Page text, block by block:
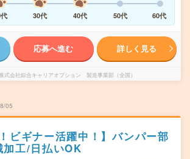
30代 40代 50代 60代
応募へ進む 詳しく見る
式会社綜合キャリアオプション 製造事業部（全国）
05
ビギナー活躍中！】バンパー部
加工/日払いOK